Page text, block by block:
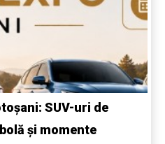
SUV-uri de
și momente